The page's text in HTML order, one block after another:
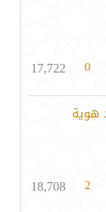
0
17,722
هوية
2
18,708